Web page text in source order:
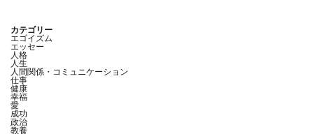
カテゴリー
エゴイズム
エッセー
人格
人生
人間関係・コミュニケーション
仕事
健康
幸福
愛
成功
政治
教養